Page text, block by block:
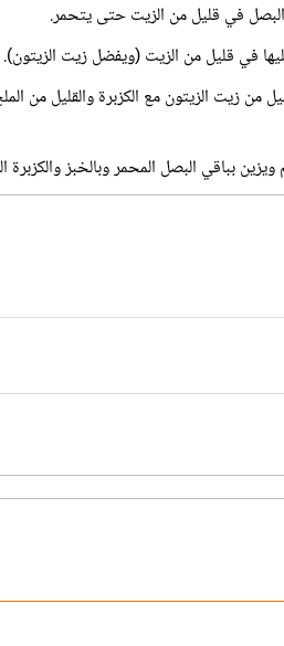
في قليل من الزيت حتى يتحمر.
في قليل من الزيت (ويفضل زيت الزيتون).
بباقي البصل المحمر وبالخبز والكزبرة